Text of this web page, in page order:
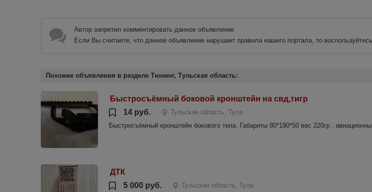
Автор запретил комментировать данное объявление.
Если Вы считаете, что данное объявление нарушает правила нашего портала, то
Похожие объявления в разделе Тюнинг, Тульская область:
Быстросъёмный боковой кронштейн на свд,тигр
14 руб.
Тульская область, Тула
Быстросъёмный кронштейн бокового типа. Габариты 80*190*50 вес 220гр ,
ДТК
5 000 руб.
Тульская область, Тула